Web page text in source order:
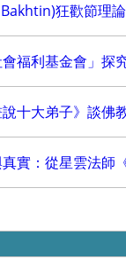
狂歡節理
福利基金會」探
十大弟子》談佛
實：從星雲法師